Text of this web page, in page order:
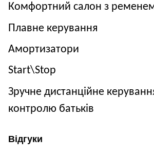
Комфортний салон з
Плавне керування
Амортизатори
Start\Stop
Зручне дистанційне
контролю батьків
Відгуки